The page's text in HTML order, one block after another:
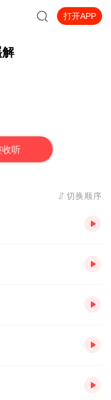
打开APP
解
听
切换顺序